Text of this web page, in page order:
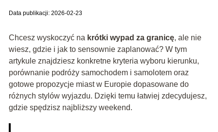
Data publikacji: 2026-02-23
Chcesz wyskoczyć na krótki wypad za granicę, ale nie
wiesz, gdzie i jak to sensownie zaplanować? W tym
artykule znajdziesz konkretne kryteria wyboru kierunku,
porównanie podróży samochodem i samolotem oraz
gotowe propozycje miast w Europie dopasowane do
różnych stylów wyjazdu. Dzięki temu łatwiej zdecydujesz,
gdzie spędzisz najbliższy weekend.